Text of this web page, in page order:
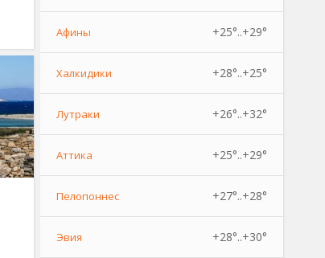
Афины +25°..+29°
Халкидики +28°..+25°
Лутраки +26°..+32°
Аттика +25°..+29°
Пелопоннес +27°..+28°
Эвия +28°..+30°